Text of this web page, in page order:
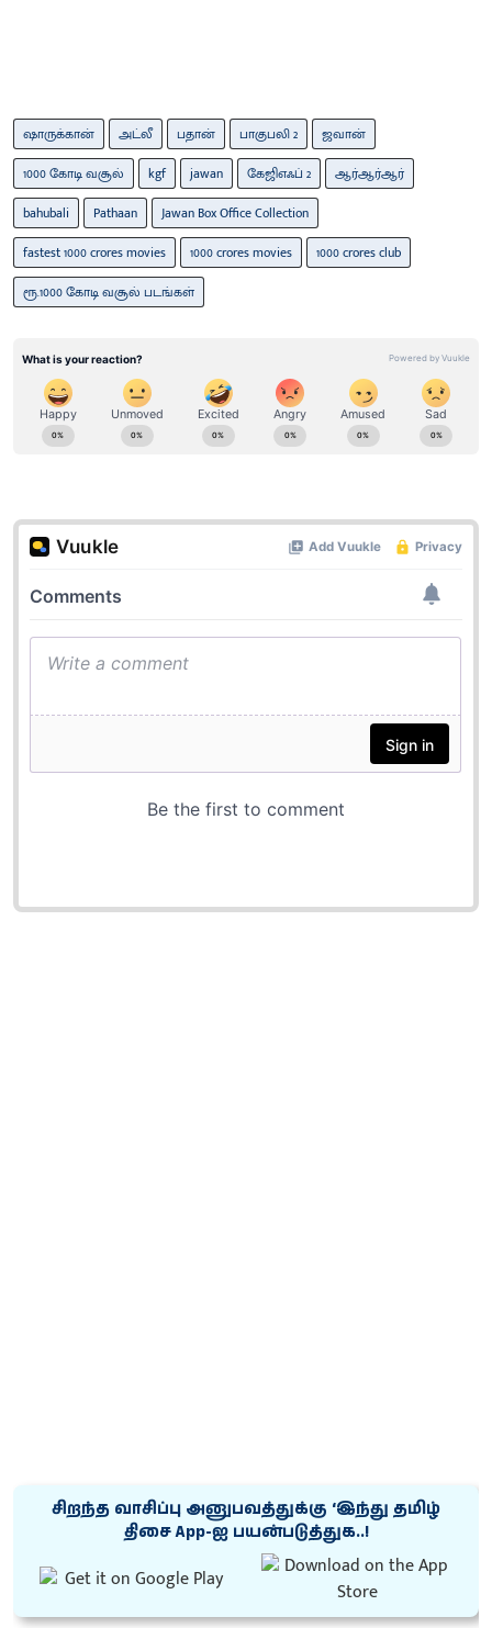
ஷாருக்கான் அட்லீ பதான் பாகுபலி 2
ஜவான்
1000 கோடி வசூல்
kgf jawan கேஜிஎஃப் 2
ஆர்ஆர்ஆர்
bahubali
Pathaan
Jawan Box Office Collection
fastest 1000 crores movies
1000 crores movies
1000 crores club
ரூ.1000 கோடி வசூல் படங்கள்
சிறந்த வாசிப்பு அனுபவத்துக்கு ‘இந்து தமிழ்
திசை App-ஐ பயன்படுத்துக..!